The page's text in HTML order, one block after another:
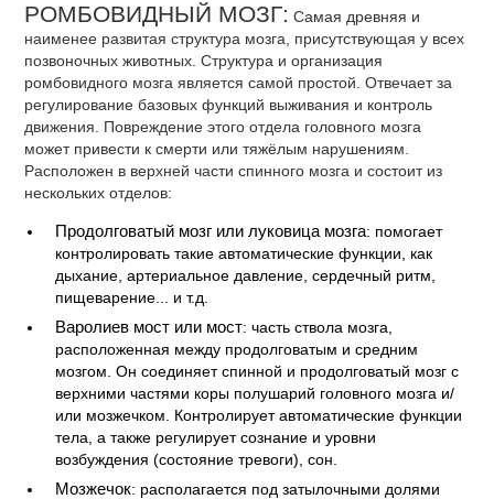
РОМБОВИДНЫЙ МОЗГ: Самая древняя и
наименее развитая структура мозга, присутствующая у всех
позвоночных животных. Структура и организация
ромбовидного мозга является самой простой. Отвечает за
регулирование базовых функций выживания и контроль
движения. Повреждение этого отдела головного мозга
может привести к смерти или тяжёлым нарушениям.
Расположен в верхней части спинного мозга и состоит из
нескольких отделов:
Продолговатый мозг или луковица мозга: помогает
контролировать такие автоматические функции, как
дыхание, артериальное давление, сердечный ритм,
пищеварение... и т.д.
Варолиев мост или мост: часть ствола мозга,
расположенная между продолговатым и средним
мозгом. Он соединяет спинной и продолговатый мозг с
верхними частями коры полушарий головного мозга и/
или мозжечком. Контролирует автоматические функции
тела, а также регулирует сознание и уровни
возбуждения (состояние тревоги), сон.
Мозжечок: располагается под затылочными долями